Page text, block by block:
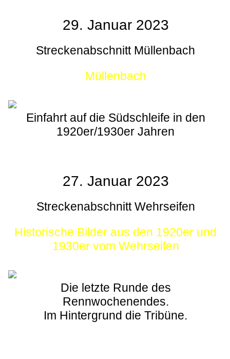
29. Januar 2023
Streckenabschnitt Müllenbach
Müllenbach
Einfahrt auf die Südschleife in den
1920er/1930er Jahren
27. Januar 2023
Streckenabschnitt Wehrseifen
Historische Bilder aus den 1920er und
1930er vom Wehrseifen
Die letzte Runde des
Rennwochenendes.
Im Hintergrund die Tribüne.